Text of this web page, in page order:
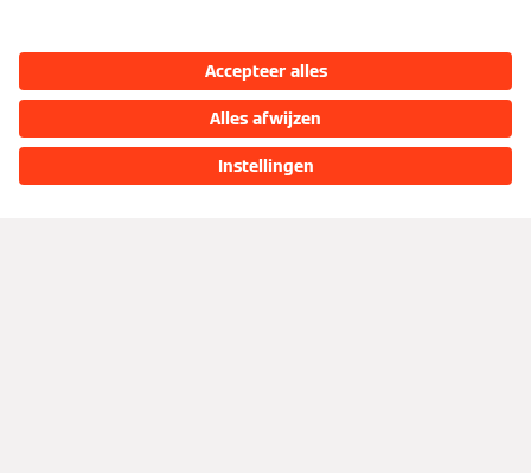
Offerte aanvragen
Viessmann Servicepartner